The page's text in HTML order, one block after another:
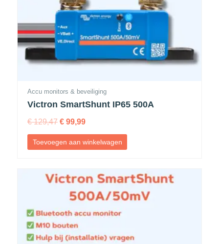
Accu monitors & beveiliging
Victron SmartShunt IP65 500A
€129,47 € 99,99
Toevoegen aan winkelwagen